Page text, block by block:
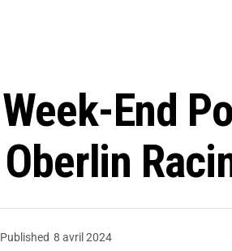
End
Published 8 avril 2024